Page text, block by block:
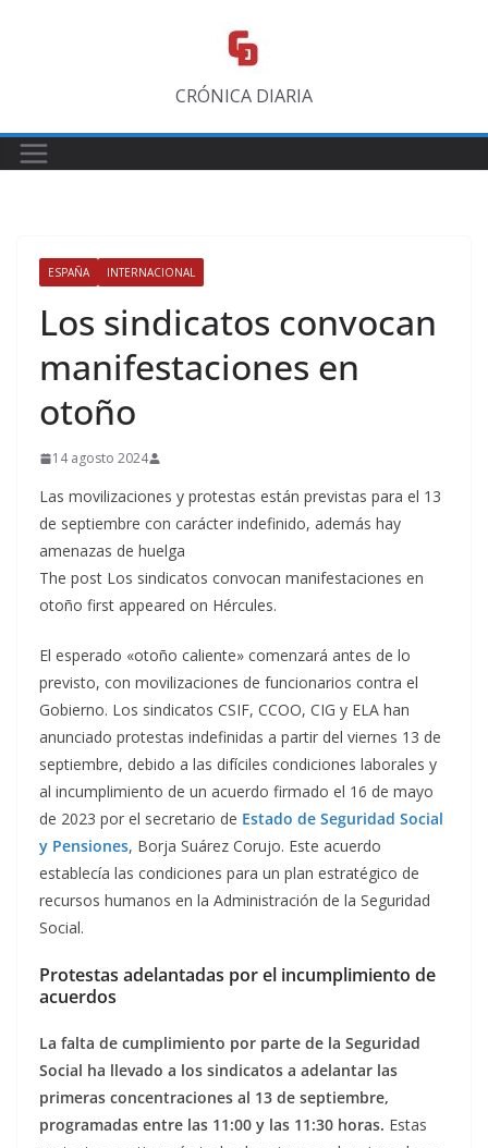
CRÓNICA DIARIA
ESPAÑA INTERNACIONAL
Los sindicatos convocan
manifestaciones en
otoño
14 agosto 2024
Las movilizaciones y protestas están previstas para el 13
de septiembre con carácter indefinido, además hay
amenazas de huelga
The post Los sindicatos convocan manifestaciones en
otoño first appeared on Hércules.
El esperado «otoño caliente» comenzará antes de lo
previsto, con movilizaciones de funcionarios contra el
Gobierno. Los sindicatos CSIF, CCOO, CIG y ELA han
anunciado protestas indefinidas a partir del viernes 13 de
septiembre, debido a las difíciles condiciones laborales y
al incumplimiento de un acuerdo firmado el 16 de mayo
de 2023 por el secretario de Estado de Seguridad Social
y Pensiones, Borja Suárez Corujo. Este acuerdo
establecía las condiciones para un plan estratégico de
recursos humanos en la Administración de la Seguridad
Social.
Protestas adelantadas por el incumplimiento de
acuerdos
La falta de cumplimiento por parte de la Seguridad
Social ha llevado a los sindicatos a adelantar las
primeras concentraciones al 13 de septiembre,
programadas entre las 11:00 y las 11:30 horas. Estas